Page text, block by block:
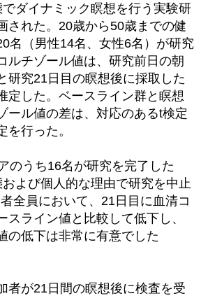
ダイナミック瞑想を行う実験研
された。20歳から50歳までの健
名（男性14名、女性6名）が研究
ルチゾール値は、研究前日の朝
研究21日目の瞑想後に採取した
定した。ベースライン群と瞑想
ール値の差は、対応のあるt検定
を行った。
のうち16名が研究を完了した
よび個人的な理由で研究を中止
全員において、21日目に血清コ
スライン値と比較して低下し、
の低下は非常に有意でした
者が21日間の瞑想後に検査を受